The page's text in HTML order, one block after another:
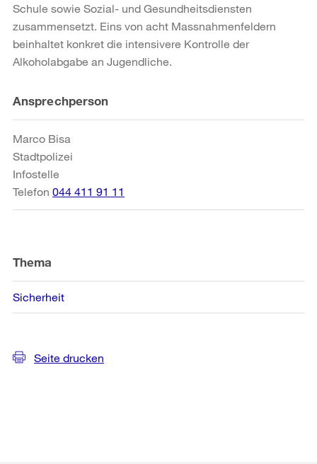
Schule sowie Sozial- und Gesundheitsdiensten
zusammensetzt. Eins von acht Massnahmenfeldern
beinhaltet konkret die intensivere Kontrolle der
Alkoholabgabe an Jugendliche.
Weitere
Informationen
Ansprechperson
Marco Bisa
Stadtpolizei
Infostelle
Telefon 044 411 91 11
Thema
Sicherheit
Seite drucken